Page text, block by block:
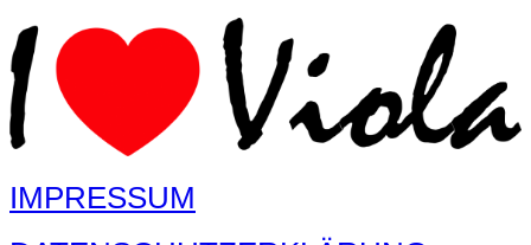
IMPRESSUM